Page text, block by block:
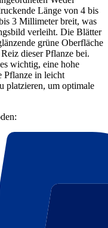
Länge von 4 bis
3 Millimeter breit, was
verleiht. Die Blätter
grüne Oberfläche
dieser Pflanze bei.
wichtig, eine hohe
Pflanze in leicht
platzieren, um optimale